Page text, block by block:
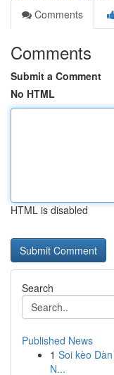
Comments
Comments
Submit a Comment
No HTML
HTML is disabled
Search
Published News
1 Soi kèo
N...